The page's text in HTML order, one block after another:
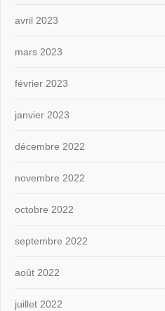
avril 2023
mars 2023
février 2023
janvier 2023
décembre 2022
novembre 2022
octobre 2022
septembre 2022
août 2022
juillet 2022